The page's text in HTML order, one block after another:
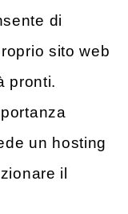
di
sito web
pronti.
un hosting
il